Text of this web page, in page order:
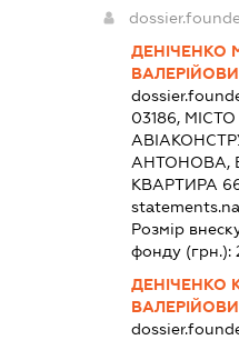
ДЕНІЧЕНКО
03186,
АНТОНОВА,
КВАРТИРА
Розмір
фонду (грн.):
ДЕНІЧЕНКО